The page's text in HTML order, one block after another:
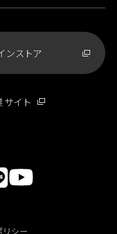
ンストア
イト
シー